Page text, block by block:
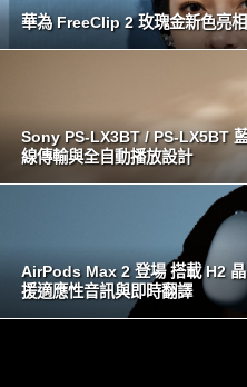
華為 FreeClip 2 玫瑰金新色亮
Sony PS-LX3BT / PS-LX5BT
線傳輸與全自動播放設計
AirPods Max 2 登場 搭載 H2
援適應性音訊與即時翻譯